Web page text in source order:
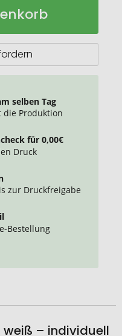
selben Tag
die Produktion
für 0,00€
Druck
zur Druckfreigabe
Bestellung
weiß – individuell